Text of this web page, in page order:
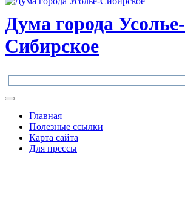
Дума города Усолье-
Сибирское
Главная
Полезные ссылки
Карта сайта
Для прессы